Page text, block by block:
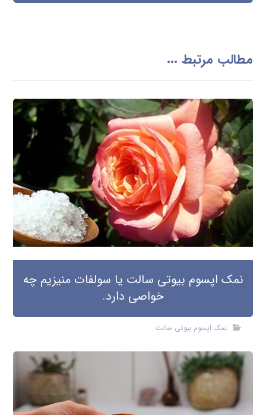
مطالب مرتبط ...
نمک اپسوم بیوتی سالت یا سولفات منیزیم چه
خواصی دارد.
نمک اپسوم بیوتی سالت